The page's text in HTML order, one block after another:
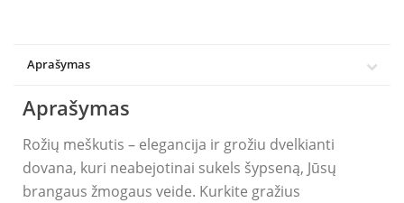
Aprašymas
Aprašymas
Rožių meškutis – elegancija ir grožiu dvelkianti
dovana, kuri neabejotinai sukels šypseną, Jūsų
brangaus žmogaus veide. Kurkite gražius